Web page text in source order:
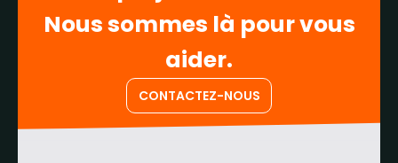
Nous sommes là pour vous
aider.
CONTACTEZ-NOUS